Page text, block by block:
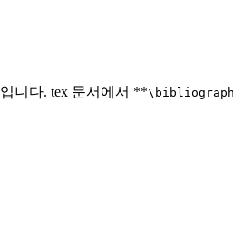
니다. tex 문서에서 **